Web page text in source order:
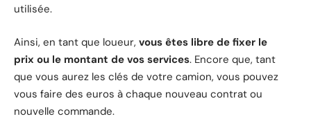
utilisée.
Ainsi, en tant que loueur, vous êtes libre de fixer le
prix ou le montant de vos services. Encore que, tant
que vous aurez les clés de votre camion, vous pouvez
vous faire des euros à chaque nouveau contrat ou
nouvelle commande.